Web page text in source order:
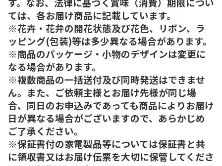
ては、各お届け商品に記載しています。
※花卉・花弁の開花状態及び花色、リボン、ラ
ッピング(包装)等は多少異なる場合があります。
※商品のパッケージ・小物のデザインは変更に
なる場合があります。
※複数商品の一括送付及び同時発送はできませ
ん。また、ご依頼主様とお届け先様が同じ場
合、同日のお申込みであっても商品によりお届け
日が異なる場合がございますので、あらかじめ
ご了承ください。
※保証書付の家電製品等については保証書と共
に領収書又はお届け伝票を大切に保管してくださ